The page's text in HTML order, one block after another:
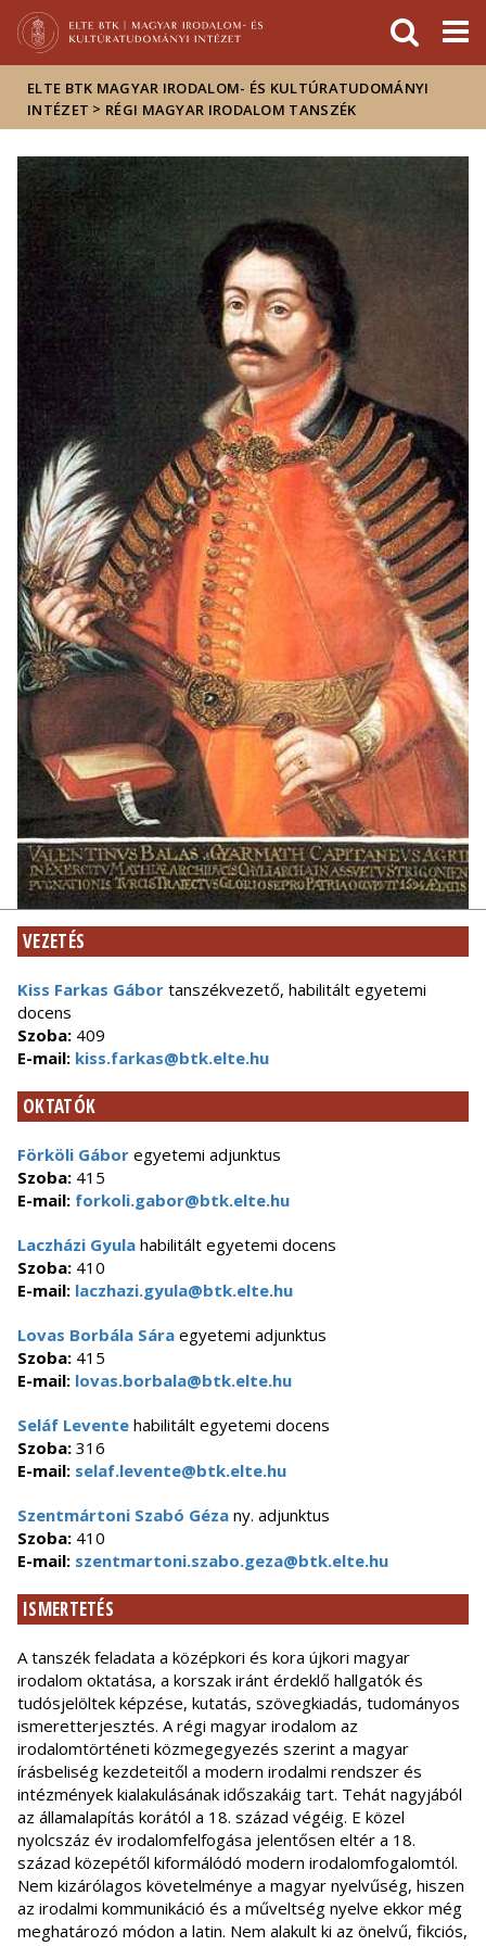
Hírek
Események
ELTE a
sajtóban
ELTE BTK MAGYAR IRODALOM- ÉS KULTÚRATUDOMÁNYI
INTÉZET > RÉGI MAGYAR IRODALOM TANSZÉK
VEZETÉS
Kiss Farkas Gábor tanszékvezető, habilitált egyetemi
docens
Szoba: 409
E-mail: kiss.farkas@btk.elte.hu
OKTATÓK
Förköli Gábor egyetemi adjunktus
Szoba: 415
E-mail: forkoli.gabor@btk.elte.hu
Laczházi Gyula habilitált egyetemi docens
Szoba: 410
E-mail: laczhazi.gyula@btk.elte.hu
Lovas Borbála Sára egyetemi adjunktus
Szoba: 415
E-mail: lovas.borbala@btk.elte.hu
Seláf Levente habilitált egyetemi docens
Szoba: 316
E-mail: selaf.levente@btk.elte.hu
Szentmártoni Szabó Géza ny. adjunktus
Szoba: 410
E-mail: szentmartoni.szabo.geza@btk.elte.hu
ISMERTETÉS
A tanszék feladata a középkori és kora újkori magyar
irodalom oktatása, a korszak iránt érdeklő hallgatók és
tudósjelöltek képzése, kutatás, szövegkiadás, tudományos
ismeretterjesztés. A régi magyar irodalom az
irodalomtörténeti közmegegyezés szerint a magyar
írásbeliség kezdeteitől a modern irodalmi rendszer és
intézmények kialakulásának időszakáig tart. Tehát nagyjából
az államalapítás korától a 18. század végéig. E közel
nyolcszáz év irodalomfelfogása jelentősen eltér a 18.
század közepétől kiformálódó modern irodalomfogalomtól.
Nem kizárólagos követelménye a magyar nyelvűség, hiszen
az irodalmi kommunikáció és a műveltség nyelve ekkor még
meghatározó módon a latin. Nem alakult ki az önelvű, fikciós,